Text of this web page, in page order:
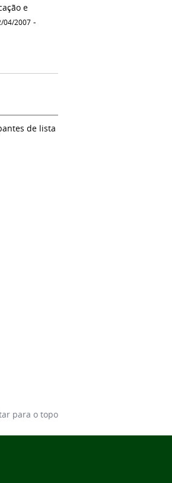
e
04/2007 -
de lista
para o topo